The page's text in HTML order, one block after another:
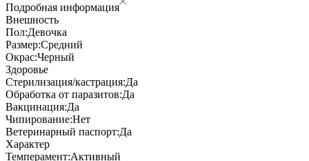
Подробная информация
Внешность
Пол:Девочка
Размер:Средний
Окрас:Черный
Здоровье
Стерилизация/кастрация:Да
Обработка от паразитов:Да
Вакцинация:Да
Чипирование:Нет
Ветеринарный паспорт:Да
Характер
Темперамент:Активный